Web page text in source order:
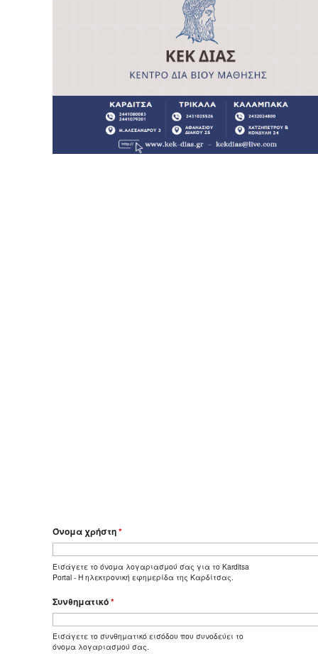
Όνομα χρήστη*
Εισάγετε το όνομα λογαριασμού σας για το Karditsa
Portal - Η ηλεκτρονική εφημερίδα της Καρδίτσας.
Συνθηματικό*
Εισάγετε το συνθηματικό εισόδου που συνοδεύει το
όνομα λογαριασμού σας.